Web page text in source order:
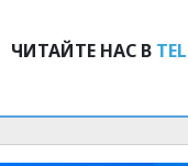
ЧИТАЙТЕ НАС В